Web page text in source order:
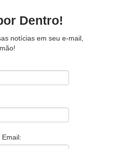
Dentro!
notícias em seu e-mail,